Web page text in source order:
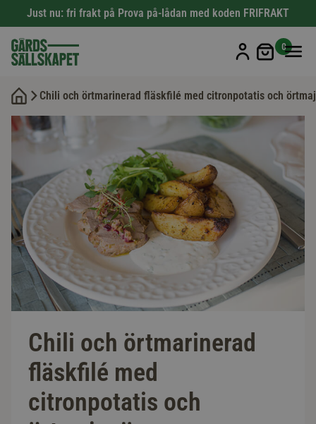
Just nu: fri frakt på Prova på-lådan med koden FRIFRAKT
Min
0
Chili och örtmarinerad fläskfilé med citronpotatis och
Chili och örtmarinerad
fläskfilé med
citronpotatis och